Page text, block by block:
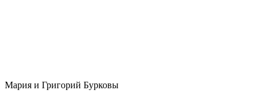
Мария и Григорий Бурковы